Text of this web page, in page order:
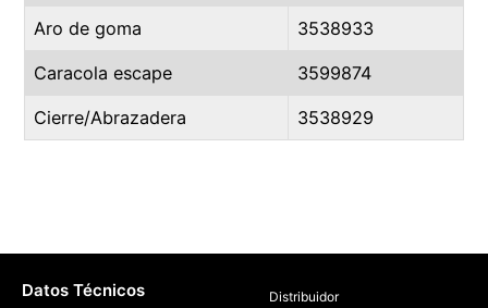
Aro de goma 3538933
Caracola escape 3599874
Cierre/Abrazadera 3538929
Distribuidor
Datos Técnicos